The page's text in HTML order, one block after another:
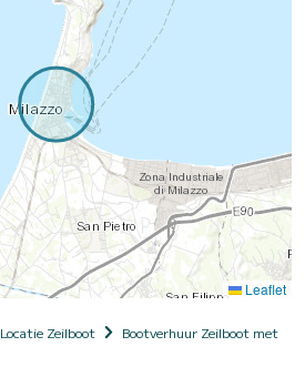
Leaflet
Locatie Zeilboot Bootverhuur Zeilboot met